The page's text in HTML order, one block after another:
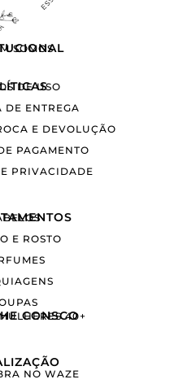
SOMOS
DE USO
DE ENTREGA
E DEVOLUÇÃO
PAGAMENTO
PRIVACIDADE
E ROSTO
CONSCO
40+
NO WAZE